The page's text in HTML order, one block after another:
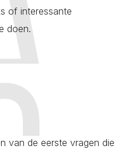
of interessante
doen.
van de eerste vragen die